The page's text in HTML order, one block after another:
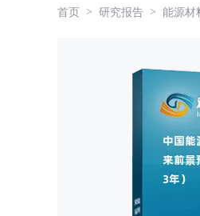
首页 研究报告 能源材